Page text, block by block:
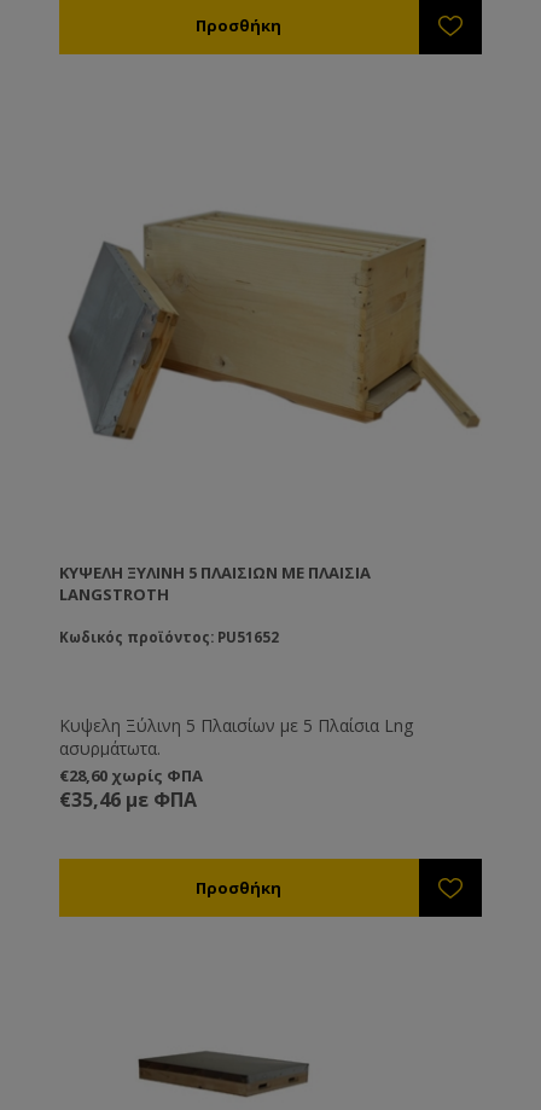
ΚΥΨΕΛΗ ΞΎΛΙΝΗ 5 ΠΛΑΙΣΊΩΝ ΜΕ ΠΛΑΊΣΙΑ
LANGSTROTH
Κωδικός προϊόντος: PU51652
Κυψελη Ξύλινη 5 Πλαισίων με 5 Πλαίσια Lng
ασυρμάτωτα.
€28,60 χωρίς ΦΠΑ
€35,46 με ΦΠΑ